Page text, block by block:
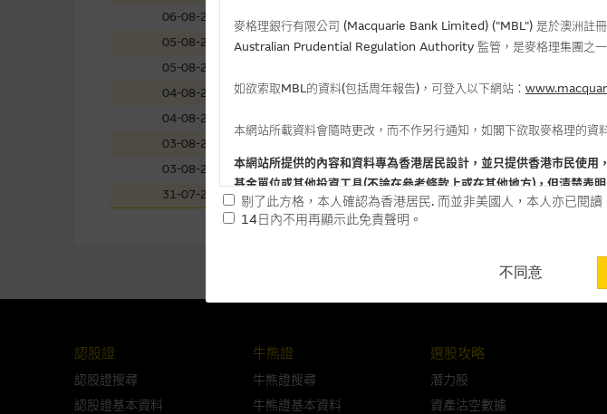
06-08-2026
上午
多隻
05-08-2026
下午
建滔
05-08-2026
04-08-2026
下午
04-08-2026
03-08-2026
03-08-2026
上午
31-07-2026
下午
麥格理銀行有限公司 (Macquarie Bank Limited) ("MBL") 是於澳洲註
Australian Prudential Regulation Authority 監管，是麥格理集團之一
如欲索取MBL的資料(包括周年報告)，可登入以下網站：
本網站所載資料會隨時更改，而不作另行通知，如閣下欲取麥格理的資
本網站所提供的內容和資料專為香港居民設計，並只提供香港市民使
基金單位或其他投資工具(不論在參考條款上或在其他地方)，但清楚表
網站內容來自我們在所示日期時認為可靠之來源，且均以真誠提供。
未必完整或準確。麥格理集團不會，亦沒有義務更新網站內容，或修
任何指示價格報價、公開資料或分析是基於我們相信的假設及參數而
的，因此並不保證該類報價單、公開資料或分析為準確、完整或合理
績並不保證將來表現。網站內容來自我們在所示日期時認為可靠之來
剔了此方格，本人確認為香港居民. 而並非美國人，本人亦已閱
14日內不用再顯示此免責聲明。
不同意
認股證
認股證搜尋
認股證基本資料
牛熊證
牛熊證搜尋
牛熊證基本資料
選股攻略
潛力股
資產沽空數據